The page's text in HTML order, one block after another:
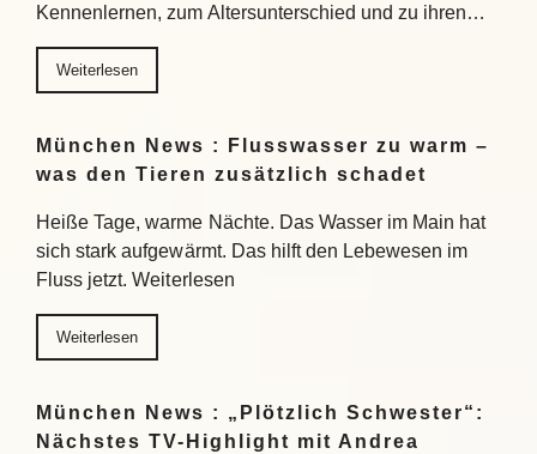
Kennenlernen, zum Altersunterschied und zu ihren…
Weiterlesen
München News : Flusswasser zu warm –
was den Tieren zusätzlich schadet
Heiße Tage, warme Nächte. Das Wasser im Main hat
sich stark aufgewärmt. Das hilft den Lebewesen im
Fluss jetzt. Weiterlesen
Weiterlesen
München News : „Plötzlich Schwester“:
Nächstes TV-Highlight mit Andrea